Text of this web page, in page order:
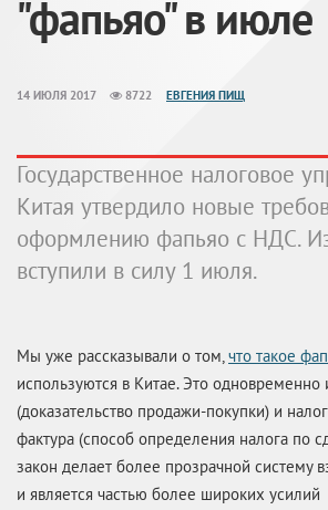
"фапьяо" в июле
14 ИЮЛЯ 2017 8722 ЕВГЕНИЯ ПИЩ
Государственное налоговое
Китая утвердило новые
оформлению фапьяо с НДС.
вступили в силу 1 июля.
Мы уже рассказывали о том,что такое
используются в Китае. Это одновременно
(доказательство продажи-покупки) и
фактура (способ определения налога по
закон делает более прозрачной систему
и является частью более широких усилий